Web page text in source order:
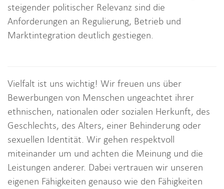
steigender politischer Relevanz sind die
Anforderungen an Regulierung, Betrieb und
Marktintegration deutlich gestiegen.
Vielfalt ist uns wichtig! Wir freuen uns über
Bewerbungen von Menschen ungeachtet ihrer
ethnischen, nationalen oder sozialen Herkunft, des
Geschlechts, des Alters, einer Behinderung oder
sexuellen Identität. Wir gehen respektvoll
miteinander um und achten die Meinung und die
Leistungen anderer. Dabei vertrauen wir unseren
eigenen Fähigkeiten genauso wie den Fähigkeiten